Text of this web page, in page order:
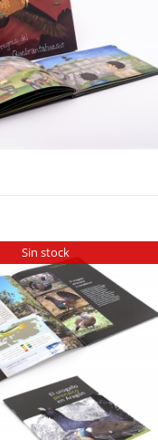
Sin stock